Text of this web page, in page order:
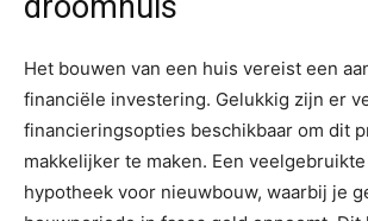
Het bouwen van een huis vereist een
financiële investering. Gelukkig zijn er
financieringsopties beschikbaar om dit
makkelijker te maken. Een
hypotheek voor nieuwbouw, waarbij je